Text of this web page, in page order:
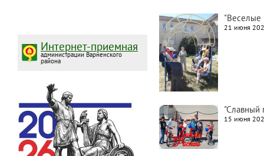
"Веселые
21 июня
"Славный
15 июня
Интернет-приемная
администрации Варненского
района